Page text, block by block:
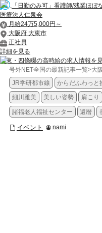
「日勤のみ可」看護師/残業ほぼ
医療法人仁泉会
月給24万5,000円～
大阪府 大東市
正社員
詳細を見る
大東・四條畷の高時給の求人情報を
号外NET全国の最新記事一覧>大
JR学研都市線
からだふわっと
細川雅美 美しい姿勢 肩こり
諸福老人福祉センター 還暦
イベント nami